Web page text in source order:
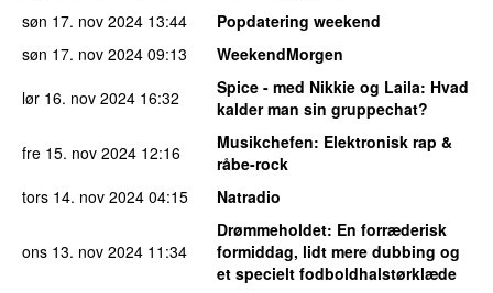
søn 17. nov 2024 13:44
Popdatering weekend
søn 17. nov 2024 09:13
WeekendMorgen
lør 16. nov 2024 16:32 Spice - med Nikkie og Laila: Hvad
kalder man sin gruppechat?
fre 15. nov 2024 12:16 Musikchefen: Elektronisk rap &
råbe-rock
tors 14. nov 2024 04:15 Natradio
ons 13. nov 2024 11:34
Drømmeholdet: En forræderisk
formiddag, lidt mere dubbing og
et specielt fodboldhalstørklæde